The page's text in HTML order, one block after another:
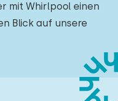
mit Whirlpool einen
Blick auf unsere